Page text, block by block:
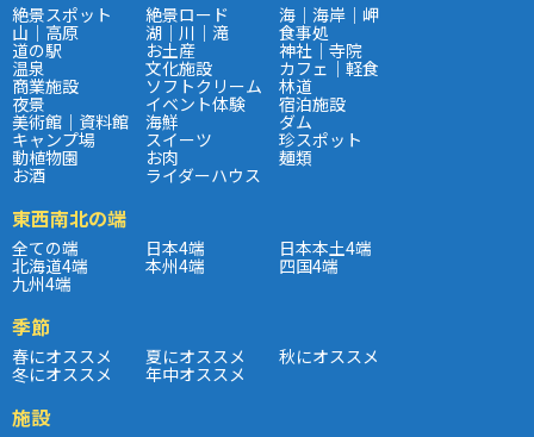
絶景スポット 絶景ロード 海｜海岸｜岬
山｜高原 湖｜川｜滝 食事処
道の駅 お土産 神社｜寺院
温泉 文化施設 カフェ｜軽食
商業施設 ソフトクリーム 林道
夜景 イベント体験 宿泊施設
美術館｜資料館 海鮮 ダム
キャンプ場 スイーツ 珍スポット
動植物園 お肉 麺類
お酒 ライダーハウス
東西南北の端
全ての端 日本4端 日本本土4端
北海道4端 本州4端 四国4端
九州4端
季節
春にオススメ 夏にオススメ 秋にオススメ
冬にオススメ 年中オススメ
施設